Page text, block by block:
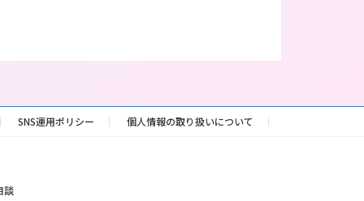
SNS運用ポリシー 個人情報の取り扱いについて
談